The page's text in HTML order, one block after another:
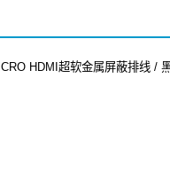
HDMI超软金属屏蔽排线 /